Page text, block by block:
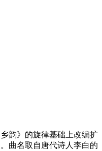
韵》的旋律基础上改编扩
曲名取自唐代诗人李白的